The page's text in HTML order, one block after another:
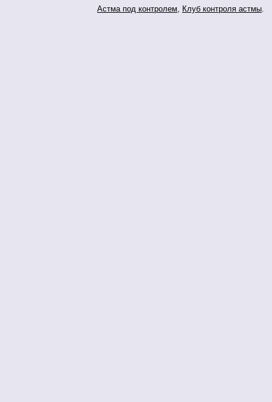
Астма под контролем, Клуб контроля астмы.